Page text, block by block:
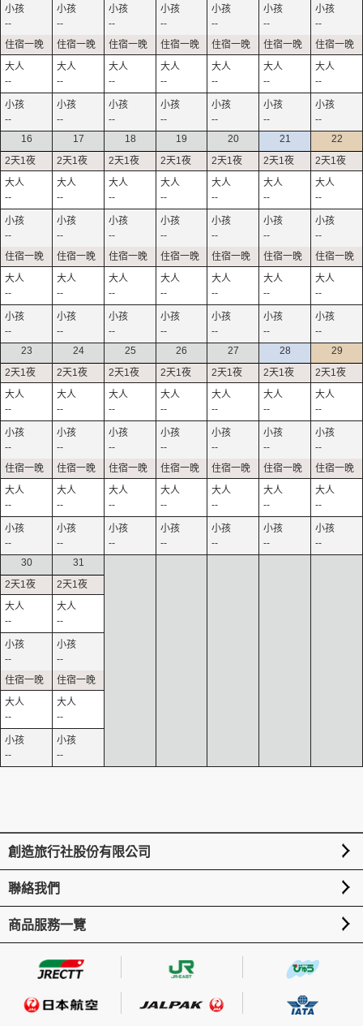
--
--
--
--
--
--
--
--
--
--
--
--
--
--
--
--
--
--
--
--
--
16
--
--
--
--
17
--
--
--
--
18
--
--
--
--
19
--
--
--
--
20
--
--
--
--
21
--
--
--
--
22
--
--
--
--
23
--
--
--
--
24
--
--
--
--
25
--
--
--
--
26
--
--
--
--
27
--
--
--
--
28
--
--
--
--
29
--
--
--
--
30
--
--
--
--
31
--
--
--
--
創造旅行社股份有限公司
聯絡我們
商品服務一覽